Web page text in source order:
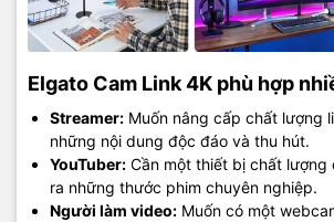
Elgato Cam Link 4K phù hợp
Streamer: Muốn nâng cấp chất lượng
những nội dung độc đáo và thu hút.
YouTuber: Cần một thiết bị chất lượng
ra những thước phim chuyên nghiệp.
Người làm video: Muốn có một